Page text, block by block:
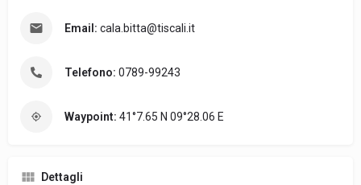
Email: cala.bitta@tiscali.it
Telefono: 0789-99243
Waypoint: 41°7.65 N 09°28.06 E
Dettagli